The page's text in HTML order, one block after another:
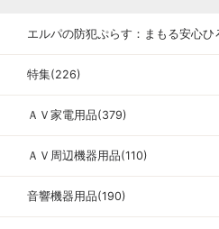
エルパの防犯ぷらす：まもる安心ひ
特集(226)
ＡＶ家電用品(379)
ＡＶ周辺機器用品(110)
音響機器用品(190)